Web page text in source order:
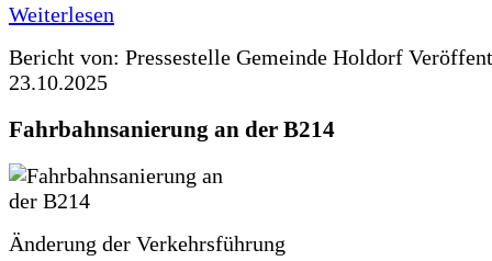
Weiterlesen
Bericht von: Pressestelle Gemeinde Holdorf
23.10.2025
Fahrbahnsanierung an der B214
Änderung der Verkehrsführung